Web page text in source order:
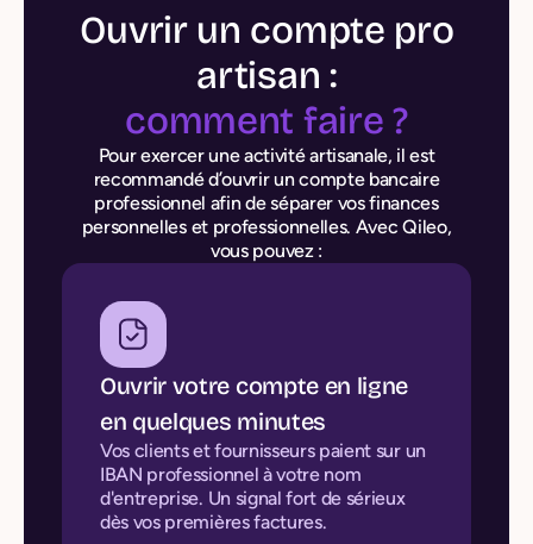
Ouvrir un compte pro
artisan :
comment faire ?
Pour exercer une activité artisanale, il est
recommandé d’ouvrir un compte bancaire
professionnel afin de séparer vos finances
personnelles et professionnelles. Avec Qileo,
vous pouvez :
Ouvrir votre compte en ligne
en quelques minutes
Vos clients et fournisseurs paient sur un
IBAN professionnel à votre nom
d'entreprise. Un signal fort de sérieux
dès vos premières factures.